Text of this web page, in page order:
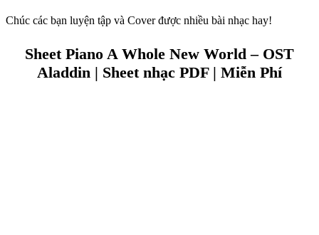
Chúc các bạn luyện tập và Cover được nhiều bài nhạc hay!
Sheet Piano A Whole New World – OST
Aladdin | Sheet nhạc PDF | Miễn Phí